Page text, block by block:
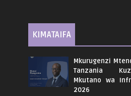
KIMATAIFA
Mkurugenzi
Tanzania
Mkutano wa
2026